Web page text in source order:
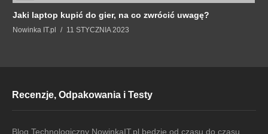
Jaki laptop kupić do gier, na co zwrócić uwagę?
Nowinka IT.pl 11 STYCZNIA 2023
Recenzje, Odpakowania i Testy
Blog Technologiczny NowinkaIT.pl będzie od czasu do czasu